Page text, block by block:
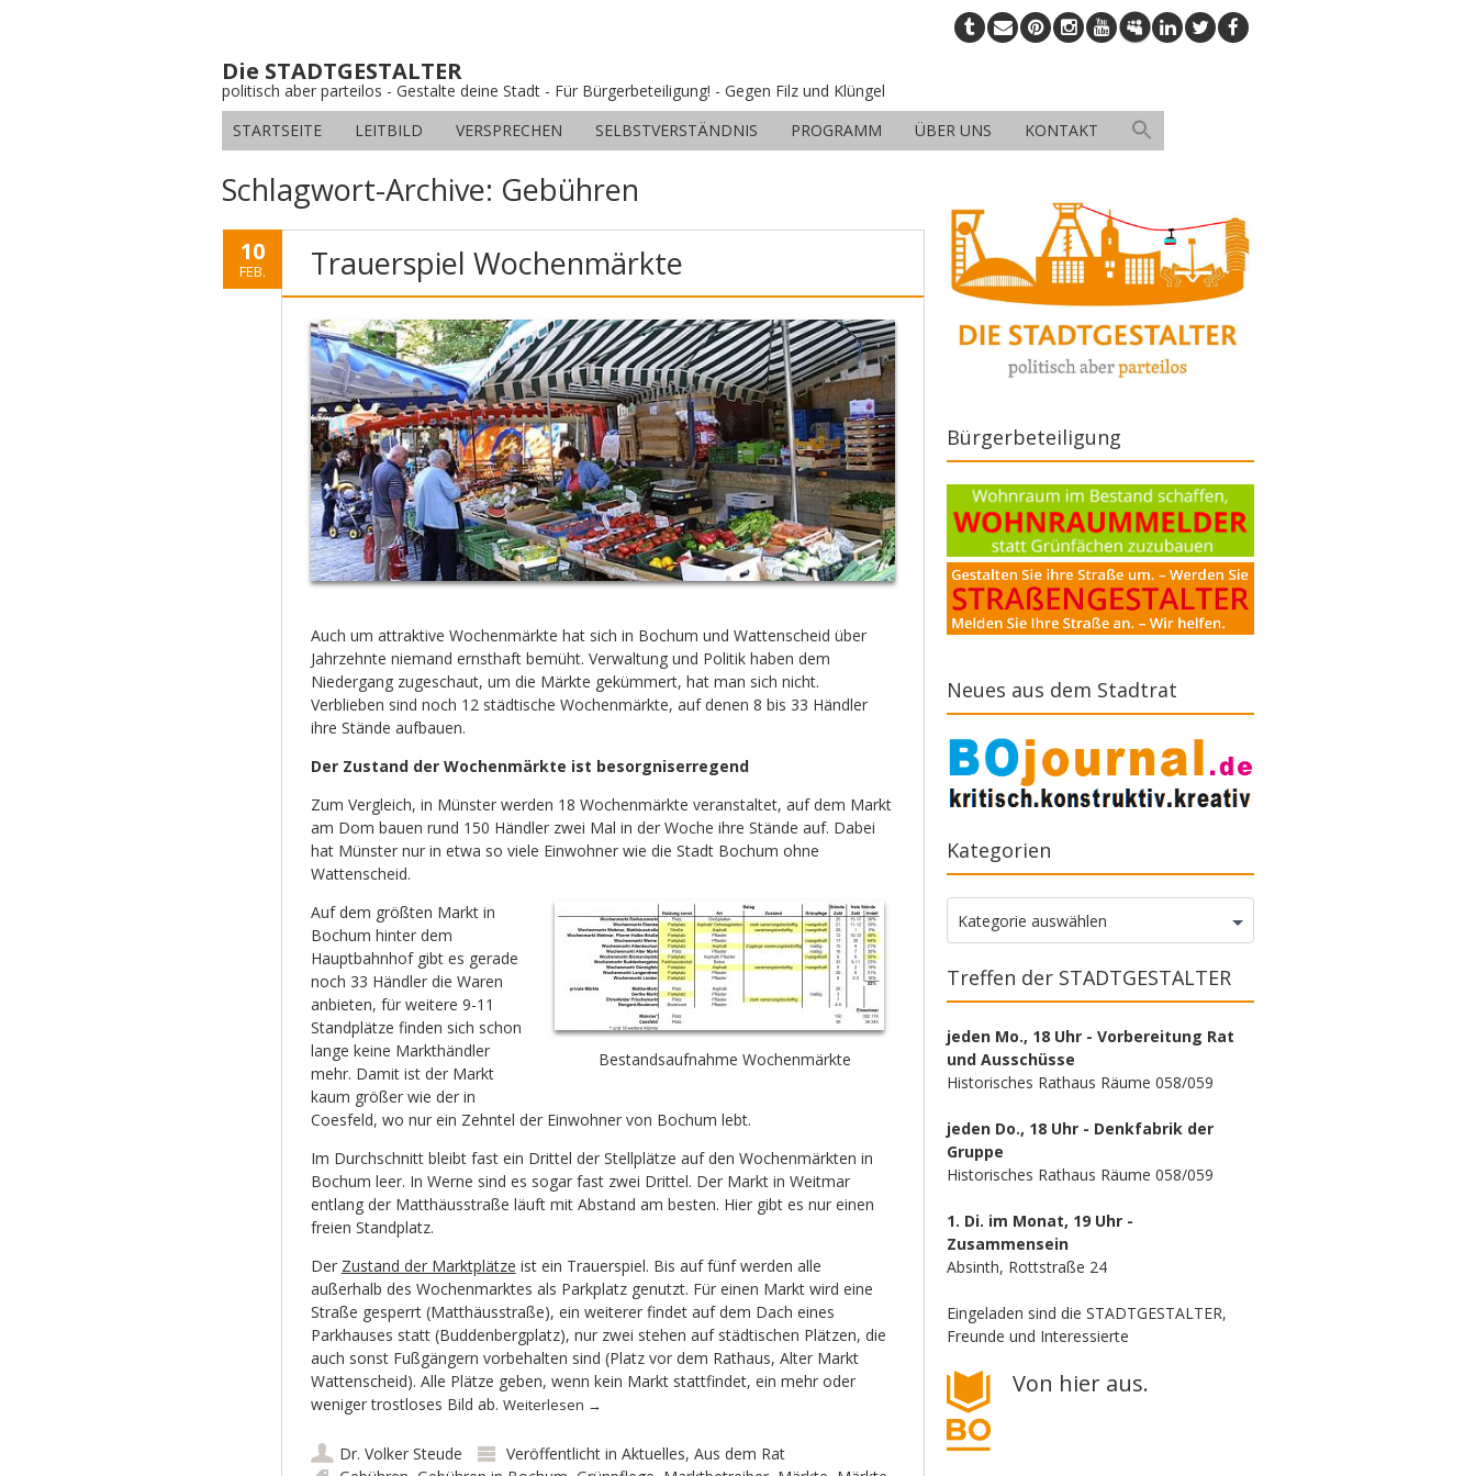
Die STADTGESTALTER
politisch aber parteilos - Gestalte deine Stadt - Für Bürgerbeteiligung! - Gegen Filz und Klüngel
STARTSEITE
LEITBILD VERSPRECHEN SELBSTVERSTÄNDNIS PROGRAMM ÜBER UNS KONTAKT
Schlagwort-Archive: Gebühren
10
FEB. Trauerspiel Wochenmärkte
Auch um attraktive Wochenmärkte hat sich in Bochum und Wattenscheid über
Jahrzehnte niemand ernsthaft bemüht. Verwaltung und Politik haben dem
Niedergang zugeschaut, um die Märkte gekümmert, hat man sich nicht.
Verblieben sind noch 12 städtische Wochenmärkte, auf denen 8 bis 33 Händler
ihre Stände aufbauen.
Der Zustand der Wochenmärkte ist besorgniserregend
Zum Vergleich, in Münster werden 18 Wochenmärkte veranstaltet, auf dem Markt
am Dom bauen rund 150 Händler zwei Mal in der Woche ihre Stände auf. Dabei
hat Münster nur in etwa so viele Einwohner wie die Stadt Bochum ohne
Wattenscheid.
Bestandsaufnahme Wochenmärkte
Auf dem größten Markt in
Bochum hinter dem
Hauptbahnhof gibt es gerade
noch 33 Händler die Waren
anbieten, für weitere 9-11
Standplätze finden sich schon
lange keine Markthändler
mehr. Damit ist der Markt
kaum größer wie der in
Coesfeld, wo nur ein Zehntel der Einwohner von Bochum lebt.
Im Durchschnitt bleibt fast ein Drittel der Stellplätze auf den Wochenmärkten in
Bochum leer. In Werne sind es sogar fast zwei Drittel. Der Markt in Weitmar
entlang der Matthäusstraße läuft mit Abstand am besten. Hier gibt es nur einen
freien Standplatz.
Der Zustand der Marktplätze ist ein Trauerspiel. Bis auf fünf werden alle
außerhalb des Wochenmarktes als Parkplatz genutzt. Für einen Markt wird eine
Straße gesperrt (Matthäusstraße), ein weiterer findet auf dem Dach eines
Parkhauses statt (Buddenbergplatz), nur zwei stehen auf städtischen Plätzen, die
auch sonst Fußgängern vorbehalten sind (Platz vor dem Rathaus, Alter Markt
Wattenscheid). Alle Plätze geben, wenn kein Markt stattfindet, ein mehr oder
weniger trostloses Bild ab. Weiterlesen →
Dr. Volker Steude Veröffentlicht in Aktuelles, Aus dem Rat
Bürgerbeteiligung
Neues aus dem Stadtrat
Kategorien
Kategorien
Kategorie auswählen
Treffen der STADTGESTALTER
jeden Mo., 18 Uhr - Vorbereitung Rat
und Ausschüsse
Historisches Rathaus Räume 058/059
jeden Do., 18 Uhr - Denkfabrik der
Gruppe
Historisches Rathaus Räume 058/059
1. Di. im Monat, 19 Uhr -
Zusammensein
Absinth, Rottstraße 24
Eingeladen sind die STADTGESTALTER,
Freunde und Interessierte
Von hier aus.